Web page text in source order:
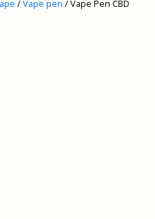
/Vape pen/ Vape Pen CBD